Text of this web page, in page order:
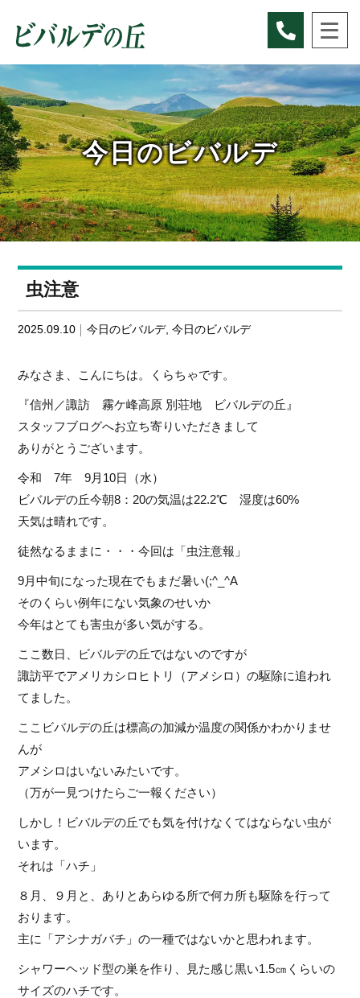
今日のビバルデ
虫注意
2025.09.10 今日のビバルデ,今日のビバルデ
みなさま、こんにちは。くらちゃです。
『信州／諏訪 霧ケ峰高原 別荘地 ビバルデの丘』
スタッフブログへお立ち寄りいただきまして
ありがとうございます。
令和 7年 9月10日（水）
ビバルデの丘今朝8：20の気温は22.2℃ 湿度は60%
天気は晴れです。
徒然なるままに・・・今回は「虫注意報」
9月中旬になった現在でもまだ暑い(;^_^A
そのくらい例年にない気象のせいか
今年はとても害虫が多い気がする。
ここ数日、ビバルデの丘ではないのですが
諏訪平でアメリカシロヒトリ（アメシロ）の駆除に追われ
てました。
ここビバルデの丘は標高の加減か温度の関係かわかりませ
んが
アメシロはいないみたいです。
（万が一見つけたらご一報ください）
しかし！ビバルデの丘でも気を付けなくてはならない虫が
います。
それは「ハチ」
８月、９月と、ありとあらゆる所で何カ所も駆除を行って
おります。
主に「アシナガバチ」の一種ではないかと思われます。
シャワーヘッド型の巣を作り、見た感じ黒い1.5㎝くらいの
サイズのハチです。